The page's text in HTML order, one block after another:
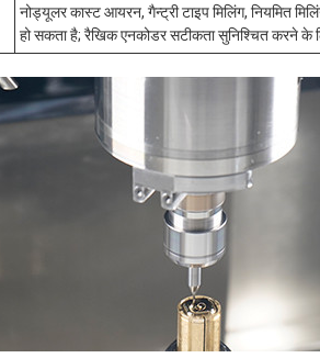
नोड्यूलर कास्ट आयरन, गैन्ट्री टाइप मिलिंग, नियमित
हो सकता है; रैखिक एनकोडर सटीकता सुनिश्चित करने के